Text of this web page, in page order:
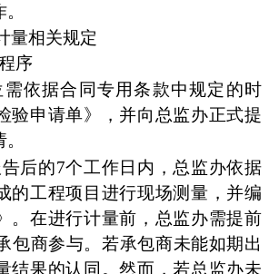
量相关规定
序
需依据合同专用条款中规定的时
验申请单》，并向总监办正式提
后的7个工作日内，总监办依据
的工程项目进行现场测量，并编
。在进行计量前，总监办需提前
包商参与。若承包商未能如期出
结果的认同。然而，若总监办未